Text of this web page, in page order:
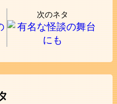
次のネタ